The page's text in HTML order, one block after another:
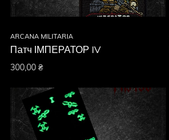
ARCANA MILITARIA
Патч ІМПЕРАТОР IV
300,00₴